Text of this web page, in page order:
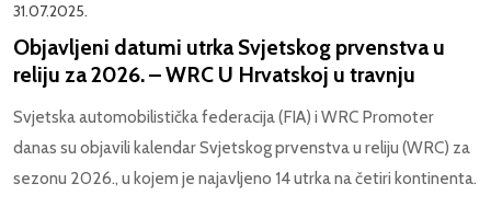
31.07.2025.
Objavljeni datumi utrka Svjetskog prvenstva u
reliju za 2026. – WRC U Hrvatskoj u travnju
Svjetska automobilistička federacija (FIA) i WRC Promoter
danas su objavili kalendar Svjetskog prvenstva u reliju (WRC) za
sezonu 2026., u kojem je najavljeno 14 utrka na četiri kontinenta.